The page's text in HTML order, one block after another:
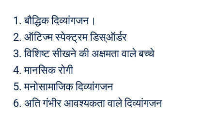
बौद्धिक दिव्यांगजन।
ऑटिज्म स्पेक्ट्रम डिस्ऑर्डर
विशिष्ट सीखने की अक्षमता वाले बच्चे
मानसिक रोगी
मनोसामाजिक दिव्यांगजन
अति गंभीर आवश्यकता वाले दिव्यांगजन